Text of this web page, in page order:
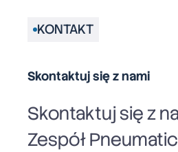
KONTAKT
Skontaktuj się z nami
Skontaktuj się z
Zespół